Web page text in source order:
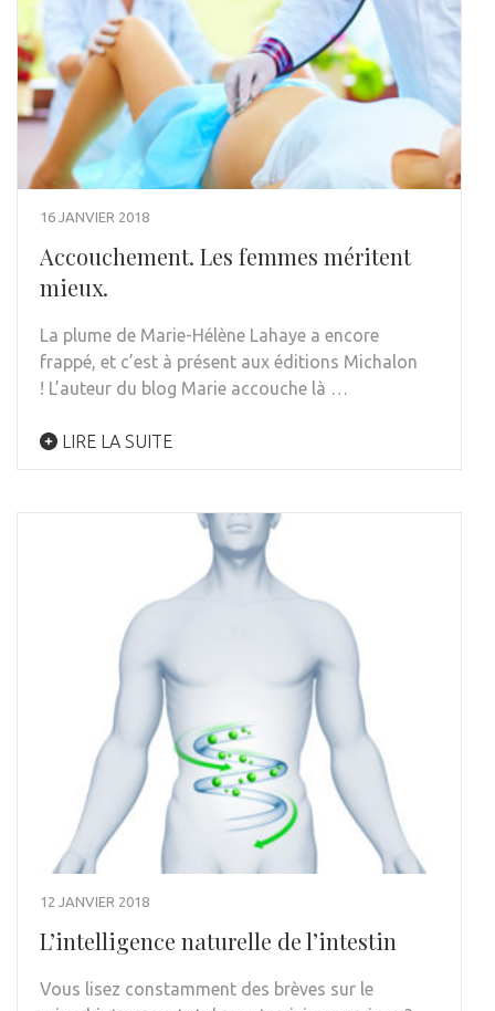
16 JANVIER 2018
Accouchement. Les femmes méritent
mieux.
La plume de Marie-Hélène Lahaye a encore
frappé, et c’est à présent aux éditions Michalon
! L’auteur du blog Marie accouche là …
LIRE LA SUITE
12 JANVIER 2018
L’intelligence naturelle de l’intestin
Vous lisez constamment des brèves sur le